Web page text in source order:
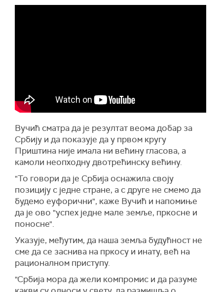
Вучић сматра да је резултат веома добар за
Србију и да показује да у првом кругу
Приштина није имала ни већину гласова, а
камоли неопходну двотрећинску већину.
"То говори да је Србија оснажила своју
позицију с једне стране, а с друге не смемо да
будемо еуфорични", каже Вучић и напомиње
да је ово "успех једне мале земље, пркосне и
поносне".
Указује, међутим, да наша земља будућност не
сме да се заснива на пркосу и инату, већ на
рационалном приступу.
"Србија мора да жели компромис и да разуме